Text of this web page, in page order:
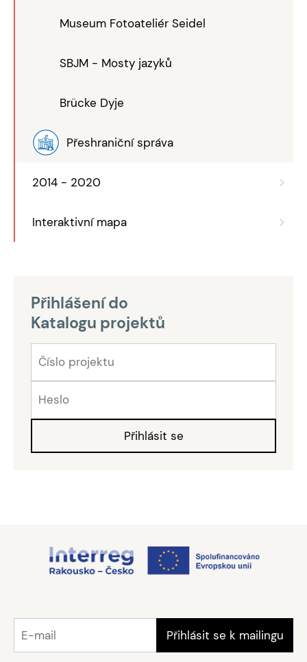
Museum Fotoateliér Seidel
SBJM - Mosty jazyků
Brücke Dyje
Přeshraniční správa
2014 - 2020
Interaktivní mapa
Přihlášení do
Katalogu projektů